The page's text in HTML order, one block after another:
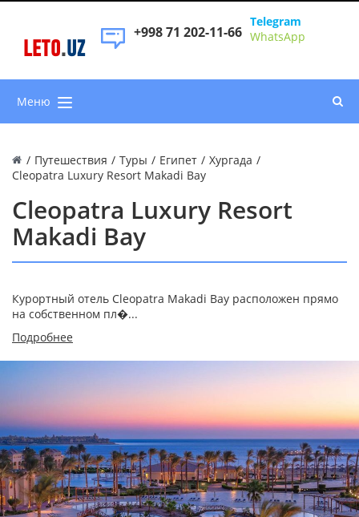
LETO.UZ
+998 71 202-11-66
Telegram
WhatsApp
Меню
/ Путешествия / Туры / Египет / Хургада /
Cleopatra Luxury Resort Makadi Bay
Cleopatra Luxury Resort
Makadi Bay
Курортный отель Cleopatra Makadi Bay расположен прямо
на собственном пл�...
Подробнее